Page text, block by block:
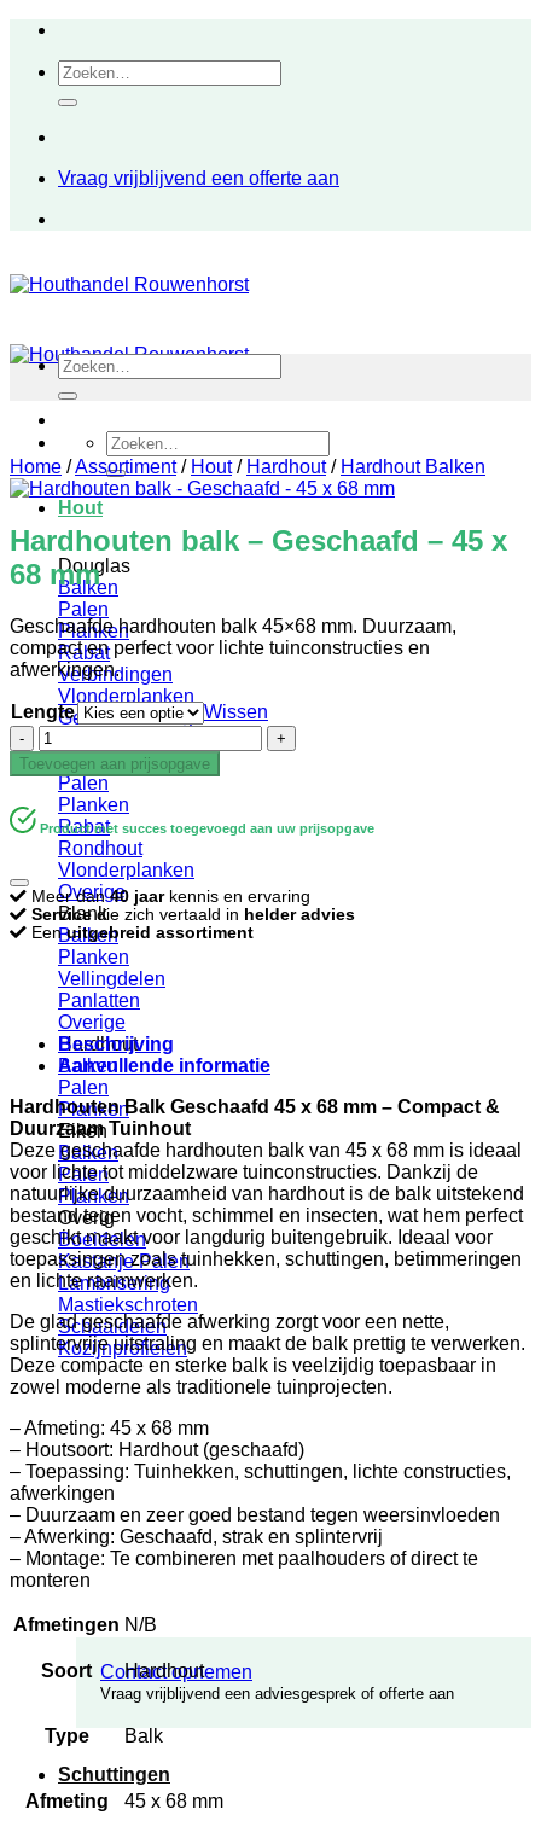
inhoudZoeken
naar:
Vraag vrijblijvend een offerte aan
Zoeken
naar:
Hout
Douglas
Balken
Palen
Planken
Rabat
Verbindingen
Vlonderplanken
Gevelbekleding
Balken
Palen
Planken
Rabat
Rondhout
Vlonderplanken
Overige
Blank
Balken
Planken
Vellingdelen
Panlatten
Overige
Hardhout
Balken
Palen
Planken
Eiken
Balken
Palen
Planken
Overig
Boeidelen
Kastanje Palen
Lambrisering
Mastiekschroten
Schaaldelen
Kozijnprofielen
Contact opnemen
Vraag vrijblijvend een adviesgesprek of offerte aan
Schuttingen
Zoeken
naar:
Home /Assortiment / Hout / Hardhout / Hardhout Balken
Hardhouten balk – Geschaafd – 45 x
68 mm
Geschaafde hardhouten balk 45×68 mm. Duurzaam,
compact en perfect voor lichte tuinconstructies en
afwerkingen.
Lengte
Wissen
Hardhouten
balk
-
Geschaafd
-
68
mm
aantal
Toevoegen aan prijsopgave
Product met succes toegevoegd aan uw prijsopgave
Meer dan40 jaarkennis en ervaring
Servicedie zich vertaald in helder advies
Eenuitgebreid assortiment
Beschrijving
Aanvullende informatie
Hardhouten Balk Geschaafd 45 x 68 mm – Compact &
Duurzaam Tuinhout
Deze geschaafde hardhouten balk van 45 x 68 mm is ideaal
voor lichte tot middelzware tuinconstructies. Dankzij de
natuurlijke duurzaamheid van hardhout is de balk uitstekend
bestand tegen vocht, schimmel en insecten, wat hem perfect
geschikt maakt voor langdurig buitengebruik. Ideaal voor
toepassingen zoals tuinhekken, schuttingen, betimmeringen
en lichte raamwerken.
De glad geschaafde afwerking zorgt voor een nette,
splintervrije uitstraling en maakt de balk prettig te verwerken.
Deze compacte en sterke balk is veelzijdig toepasbaar in
zowel moderne als traditionele tuinprojecten.
– Afmeting: 45 x 68 mm
– Houtsoort: Hardhout (geschaafd)
– Toepassing: Tuinhekken, schuttingen, lichte constructies,
afwerkingen
– Duurzaam en zeer goed bestand tegen weersinvloeden
– Afwerking: Geschaafd, strak en splintervrij
– Montage: Te combineren met paalhouders of direct te
monteren
Afmetingen N/B
Soort Hardhout
Type Balk
Afmeting 45 x 68 mm